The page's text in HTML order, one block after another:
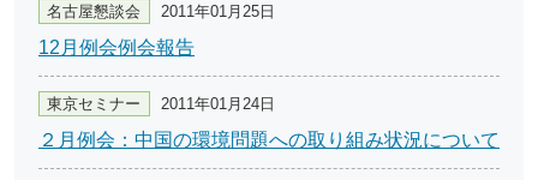
名古屋懇談会 2011年01月25日
12月例会例会報告
東京セミナー 2011年01月24日
２月例会：中国の環境問題への取り組み状況について